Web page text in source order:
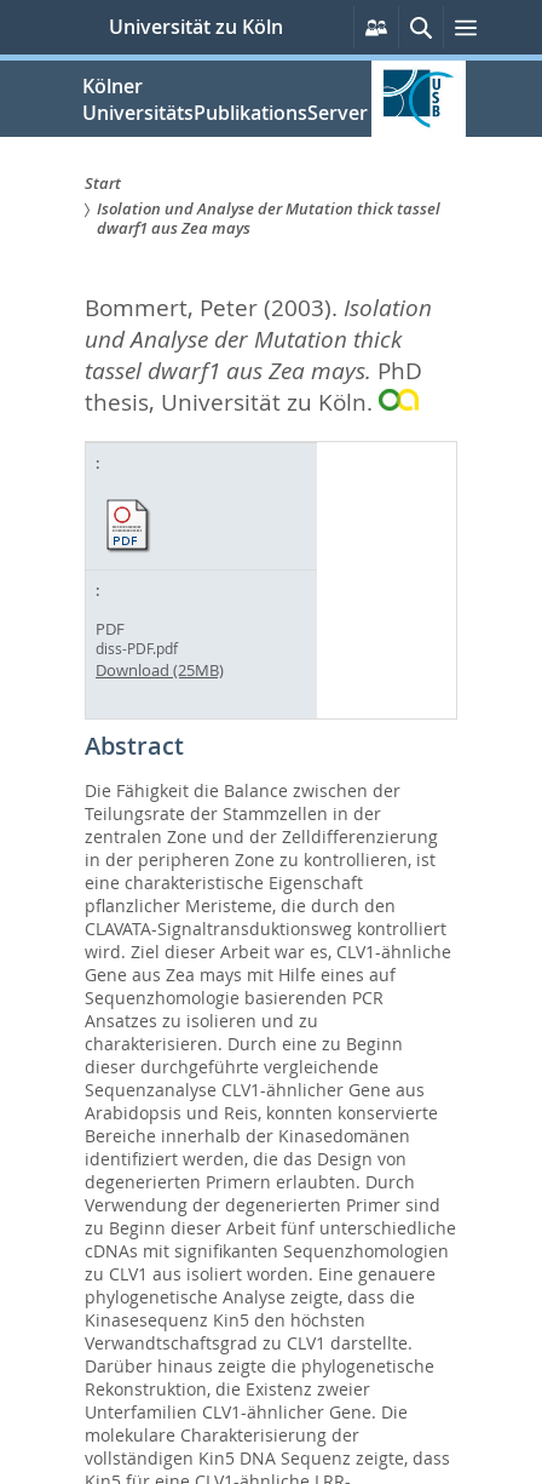
springen
Universität zu Köln
Persönliche
Services
SucheMenü
Kölner
UniversitätsPublikationsServer
Sie
hier:
Start
Isolation und Analyse der Mutation thick tassel
dwarf1 aus Zea mays
Bommert, Peter(2003). Isolation
und Analyse der Mutation thick
tassel dwarf1 aus Zea mays. PhD
thesis, Universität zu Köln.
PDF
diss-PDF.pdf
Download (25MB)
Abstract
Die Fähigkeit die Balance zwischen der
Teilungsrate der Stammzellen in der
zentralen Zone und der Zelldifferenzierung
in der peripheren Zone zu kontrollieren, ist
eine charakteristische Eigenschaft
pflanzlicher Meristeme, die durch den
CLAVATA-Signaltransduktionsweg kontrolliert
wird. Ziel dieser Arbeit war es, CLV1-ähnliche
Gene aus Zea mays mit Hilfe eines auf
Sequenzhomologie basierenden PCR
Ansatzes zu isolieren und zu
charakterisieren. Durch eine zu Beginn
dieser durchgeführte vergleichende
Sequenzanalyse CLV1-ähnlicher Gene aus
Arabidopsis und Reis, konnten konservierte
Bereiche innerhalb der Kinasedomänen
identifiziert werden, die das Design von
degenerierten Primern erlaubten. Durch
Verwendung der degenerierten Primer sind
zu Beginn dieser Arbeit fünf unterschiedliche
cDNAs mit signifikanten Sequenzhomologien
zu CLV1 aus isoliert worden. Eine genauere
phylogenetische Analyse zeigte, dass die
Kinasesequenz Kin5 den höchsten
Verwandtschaftsgrad zu CLV1 darstellte.
Darüber hinaus zeigte die phylogenetische
Rekonstruktion, die Existenz zweier
Unterfamilien CLV1-ähnlicher Gene. Die
molekulare Charakterisierung der
vollständigen Kin5 DNA Sequenz zeigte, dass